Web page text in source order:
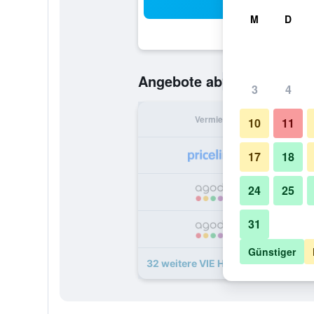
Angebote ab97 € Günstigste
Vermieter
32 weitere VIE Hotel Bangkok -
M D
3 4
10 11
17 18
24 25
31
Günstiger